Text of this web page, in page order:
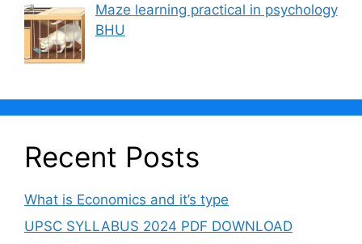
Maze learning practical in psychology
BHU
Recent Posts
What is Economics and it’s type
UPSC SYLLABUS 2024 PDF DOWNLOAD